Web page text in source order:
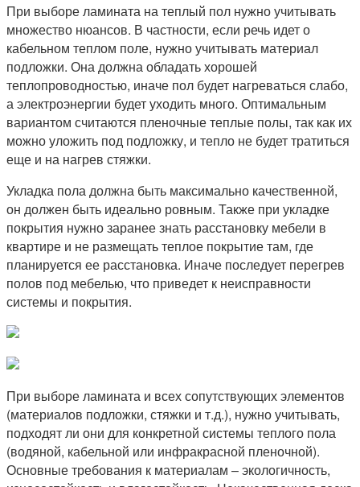
При выборе ламината на теплый пол нужно учитывать
множество нюансов. В частности, если речь идет о
кабельном теплом поле, нужно учитывать материал
подложки. Она должна обладать хорошей
теплопроводностью, иначе пол будет нагреваться слабо,
а электроэнергии будет уходить много. Оптимальным
вариантом считаются пленочные теплые полы, так как их
можно уложить под подложку, и тепло не будет тратиться
еще и на нагрев стяжки.
Укладка пола должна быть максимально качественной,
он должен быть идеально ровным. Также при укладке
покрытия нужно заранее знать расстановку мебели в
квартире и не размещать теплое покрытие там, где
планируется ее расстановка. Иначе последует перегрев
полов под мебелью, что приведет к неисправности
системы и покрытия.
При выборе ламината и всех сопутствующих элементов
(материалов подложки, стяжки и т.д.), нужно учитывать,
подходят ли они для конкретной системы теплого пола
(водяной, кабельной или инфракрасной пленочной).
Основные требования к материалам – экологичность,